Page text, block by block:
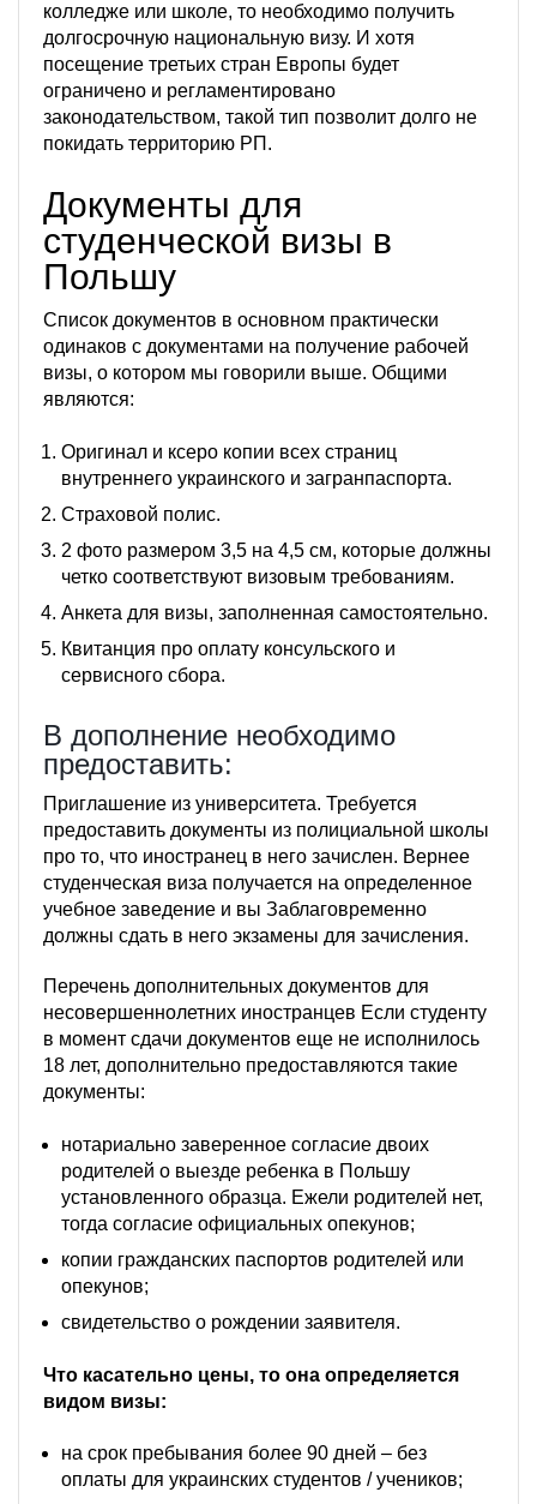
колледже или школе, то необходимо получить
долгосрочную национальную визу. И хотя
посещение третьих стран Европы будет
ограничено и регламентировано
законодательством, такой тип позволит долго не
покидать территорию РП.
Документы для
студенческой визы в
Польшу
Список документов в основном практически
одинаков с документами на получение рабочей
визы, о котором мы говорили выше. Общими
являются:
Оригинал и ксеро копии всех страниц
внутреннего украинского и загранпаспорта.
Страховой полис.
2 фото размером 3,5 на 4,5 см, которые должны
четко соответствуют визовым требованиям.
Анкета для визы, заполненная самостоятельно.
Квитанция про оплату консульского и
сервисного сбора.
В дополнение необходимо
предоставить:
Приглашение из университета. Требуется
предоставить документы из полициальной школы
про то, что иностранец в него зачислен. Вернее
студенческая виза получается на определенное
учебное заведение и вы Заблаговременно
должны сдать в него экзамены для зачисления.
Перечень дополнительных документов для
несовершеннолетних иностранцев Если студенту
в момент сдачи документов еще не исполнилось
18 лет, дополнительно предоставляются такие
документы:
нотариально заверенное согласие двоих
родителей о выезде ребенка в Польшу
установленного образца. Ежели родителей нет,
тогда согласие официальных опекунов;
копии гражданских паспортов родителей или
опекунов;
свидетельство о рождении заявителя.
Что касательно цены, то она определяется
видом визы:
на срок пребывания более 90 дней – без
оплаты для украинских студентов / учеников;